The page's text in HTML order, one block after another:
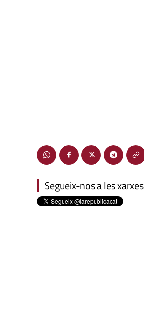
Segueix-nos a les xarxes